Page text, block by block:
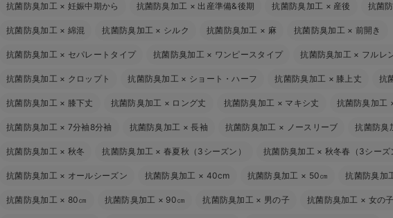
抗菌防臭加工 × 妊娠中期から 抗菌防臭加工 × 出産準備&後期 抗菌防臭加工 × 産後 抗菌
抗菌防臭加工 × 綿混 抗菌防臭加工 × シルク 抗菌防臭加工 × 麻 抗菌防臭加工 × 前開き
抗菌防臭加工 × セパレートタイプ 抗菌防臭加工 × ワンピースタイプ 抗菌防臭加工 × フルレ
抗菌防臭加工 × クロップト 抗菌防臭加工 × ショート・ハーフ 抗菌防臭加工 × 膝上丈 抗
抗菌防臭加工 × 膝下丈 抗菌防臭加工 × ロング丈 抗菌防臭加工 × マキシ丈 抗菌防臭加工
抗菌防臭加工 × 7分袖8分袖 抗菌防臭加工 ×長袖 抗菌防臭加工 × ノースリーブ 抗菌防臭
抗菌防臭加工 × 秋冬 抗菌防臭加工 ×春夏秋（3シーズン） 抗菌防臭加工 × 秋冬春（3シーズ
抗菌防臭加工 × オールシーズン 抗菌防臭加工 × 40cm 抗菌防臭加工 × 50㎝ 抗菌防臭加
抗菌防臭加工 × 80㎝ 抗菌防臭加工 × 90㎝ 抗菌防臭加工 × 男の子 抗菌防臭加工 × 女の子